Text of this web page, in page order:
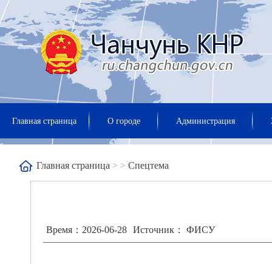
Главная страница О городе Администрация
Главная страница > > Спецтема
Время：2026-06-28 Источник： ФИСУ